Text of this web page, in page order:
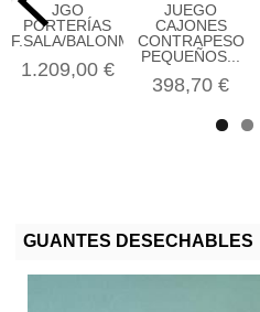
GUANTES DESECHABLES
JGO
PORTERÍAS
F.SALA/BALONMANO...
1.209,00 €
JUEGO
CAJONES
CONTRAPESO
PEQUEÑOS...
398,70 €